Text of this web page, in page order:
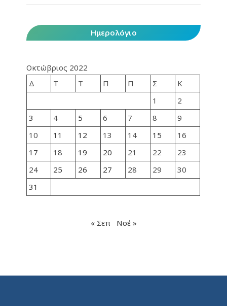
Ημερολόγιο
Οκτώβριος 2022
Δ
Τ Τ Π Π Σ
Κ
1
2
3
4 5 6 7 8
9
10
11 12 13 14 15
16
17
18 19 20 21 22
23
24
25 26 27 28 29
30
31
« Σεπ Νοέ »